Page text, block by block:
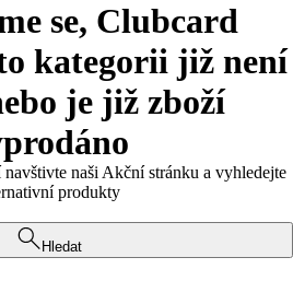
se, Clubcard
kategorii již není
je již zboží
naši Akční stránku a vyhledejte
produkty
Hledat